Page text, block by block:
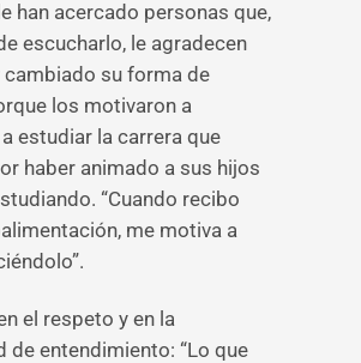
han acercado personas que,
escucharlo, le agradecen
cambiado su forma de
los motivaron a
estudiar la carrera que
haber animado a sus hijos
“Cuando recibo
me motiva a
el respeto y en la
de entendimiento: “Lo que